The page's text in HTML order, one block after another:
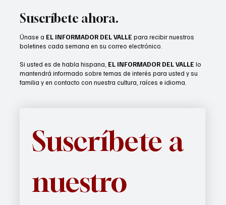
Suscríbete ahora.
Únase a EL INFORMADOR DEL VALLE para recibir nuestros
boletines cada semana en su correo electrónico.
Si usted es de habla hispana, EL INFORMADOR DEL VALLE lo
mantendrá informado sobre temas de interés para usted y su
familia y en contacto con nuestra cultura, raíces e idioma.
Suscríbete a
nuestro